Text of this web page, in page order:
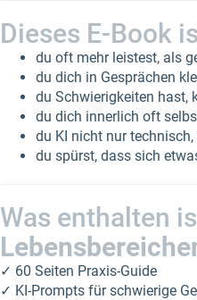
Dieses E-Book
du oft mehr leistest, als
du dich in Gesprächen
du Schwierigkeiten hast,
du dich innerlich oft
du KI nicht nur
du spürst, dass sich
Was enthalten
✓ 60 Seiten Praxis-Guide
✓ KI-Prompts für schwierige